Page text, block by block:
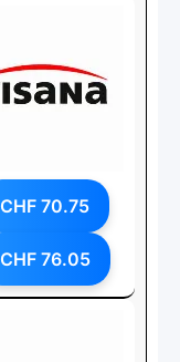
CHF 70.75
CHF 76.05